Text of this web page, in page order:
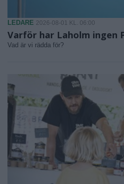
LEDARE 2026-08-01 KL. 06:00
Varför har Laholm ingen
Vad är vi rädda för?